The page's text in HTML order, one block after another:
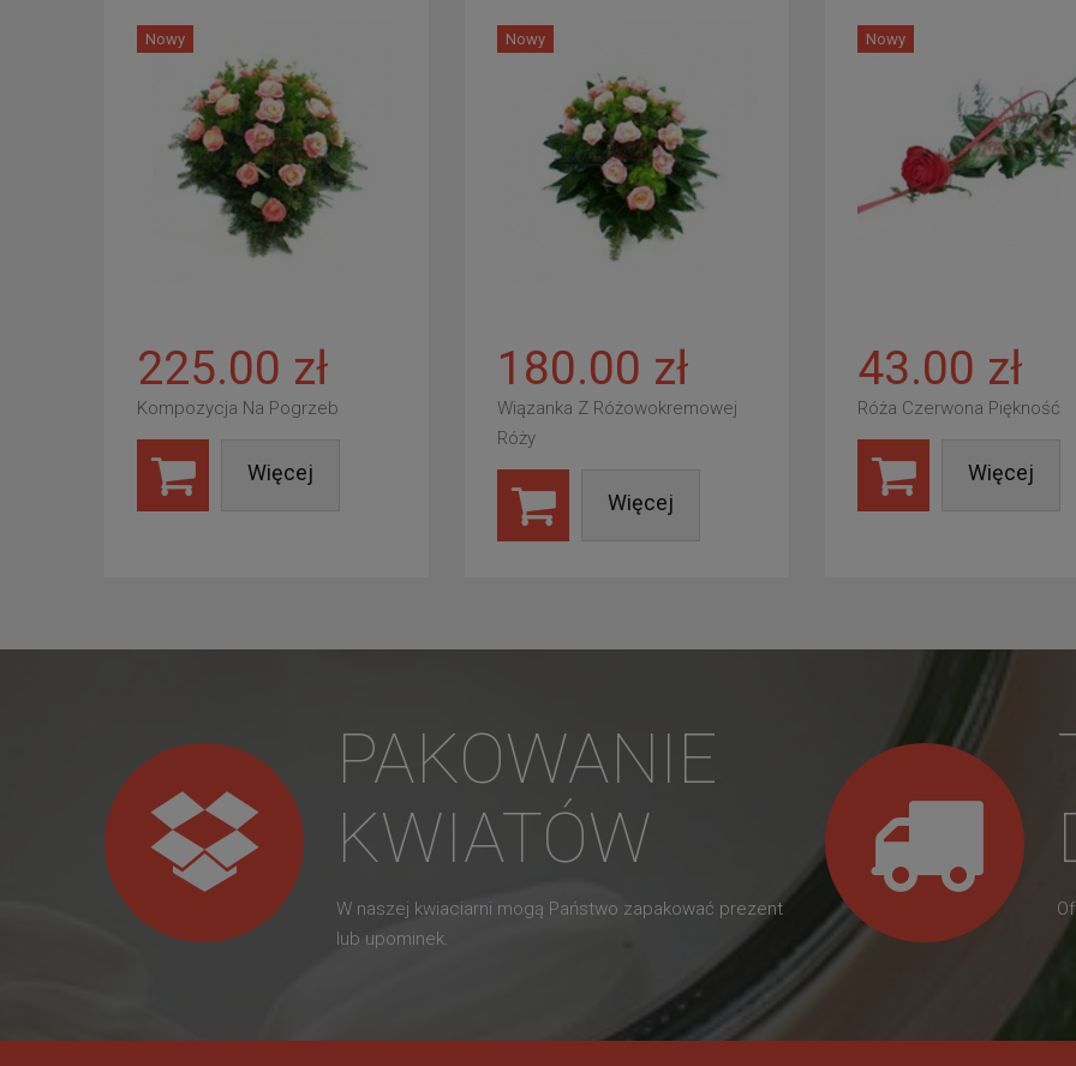
Nowy
225.00 zł
Kompozycja Na Pogrzeb
Więcej
Nowy
180.00 zł
Wiązanka Z Różowokremowej
Róży
Więcej
Nowy
43.00 zł
Róża Czerwona Piękność
Więcej
PAKOWANIE
KWIATÓW
W naszej kwiaciarni mogą Państwo zapakować prezent
lub upominek.